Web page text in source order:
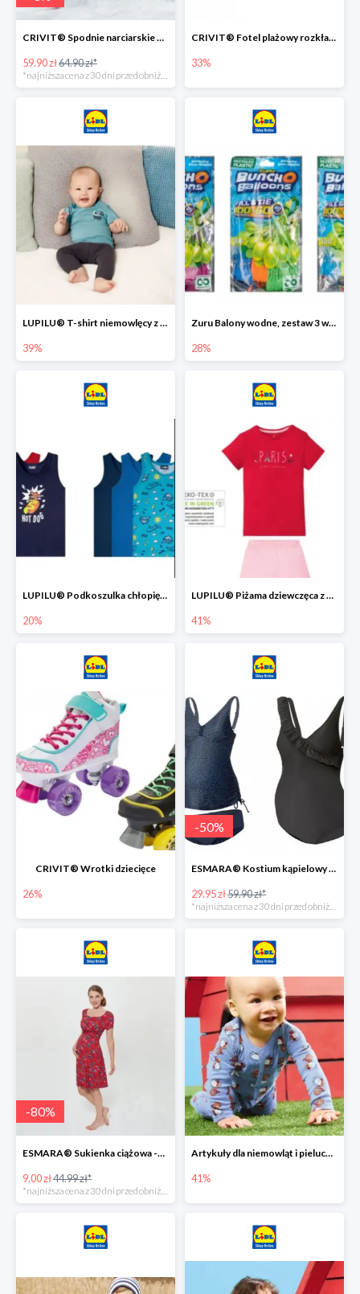
CRIVIT® Spodnie narciarskie dziewczęce
59.90 zł64.90 zł*
*najniższa cena z 30 dni przed obniżką
CRIVIT® Fotel plażowy rozkładany / Brodzik dziecięcy
33%
LUPILU® T-shirt niemowlęcy z biobawełny -39%
39%
Zuru Balony wodne, zestaw 3 wiązek -28%
28%
LUPILU® Podkoszulka chłopięca z bawełny -20%
20%
LUPILU® Piżama dziewczęca z bawełny -41%
41%
CRIVIT® Wrotki dziecięce
26%
-50%
ESMARA® Kostium kąpielowy ciążowy lub tankini ciążowe -50%
29.95 zł59.90 zł*
-80%
ESMARA® Sukienka ciążowa -79%
9.00 zł44.99 zł*
Artykuły dla niemowląt i pieluchy w Lidlu Online do -41%
41%